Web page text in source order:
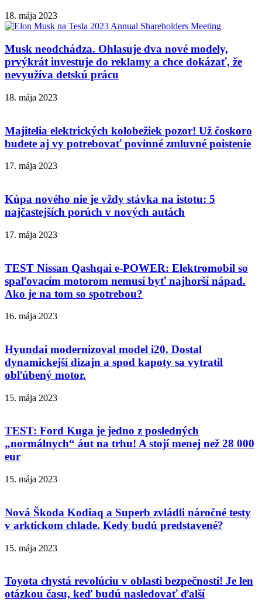
18. mája 2023
Musk neodchádza. Ohlasuje dva nové modely,
prvýkrát investuje do reklamy a chce dokázať, že
nevyužíva detskú prácu
18. mája 2023
Majitelia elektrických kolobežiek pozor! Už čoskoro
budete aj vy potrebovať povinné zmluvné poistenie
17. mája 2023
Kúpa nového nie je vždy stávka na istotu: 5
najčastejších porúch v nových autách
17. mája 2023
TEST Nissan Qashqai e-POWER: Elektromobil so
spaľovacím motorom nemusí byť najhorší nápad.
Ako je na tom so spotrebou?
16. mája 2023
Hyundai modernizoval model i20. Dostal
dynamickejší dizajn a spod kapoty sa vytratil
obľúbený motor.
15. mája 2023
TEST: Ford Kuga je jedno z posledných
„normálnych“ áut na trhu! A stojí menej než 28 000
eur
15. mája 2023
Nová Škoda Kodiaq a Superb zvládli náročné testy
v arktickom chlade. Kedy budú predstavené?
15. mája 2023
Toyota chystá revolúciu v oblasti bezpečnosti! Je len
otázkou času, keď budú nasledovať ďalší